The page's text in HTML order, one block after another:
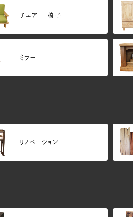
チェアー・椅子
ミラー
リノベーション